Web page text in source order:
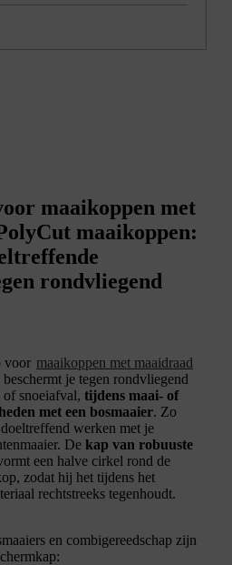
maaikoppen met
maaikoppen:
rondvliegend
voor maaikoppen met maaidraad
beschermt je tegen rondvliegend
of snoeiafval, tijdens maai- of
met een bosmaaier. Zo
werken met je
De kap van robuuste
een halve cirkel rond de
zodat hij het tijdens het
rechtstreeks tegenhoudt.
en combigereedschap zijn